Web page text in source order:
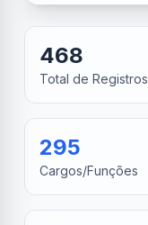
468
Total de Registros
295
Cargos/Funções